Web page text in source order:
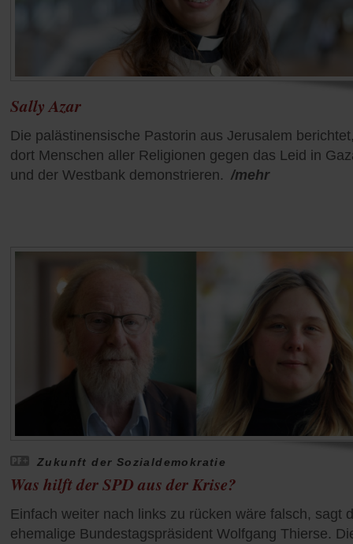
Sally Azar
Die palästinensische Pastorin aus Jerusalem
dort Menschen aller Religionen gegen das Leid in
und der Westbank demonstrieren. /mehr
Zukunft der Sozialdemokratie
Was hilft der SPD aus der Krise?
Einfach weiter nach links zu rücken wäre falsch, sagt
ehemalige Bundestagspräsident Wolfgang Thierse.